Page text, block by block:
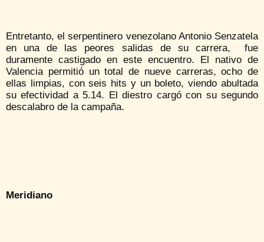
Entretanto, el serpentinero venezolano Antonio Senzatela
en una de las peores salidas de su carrera, fue
duramente castigado en este encuentro. El nativo de
Valencia permitió un total de nueve carreras, ocho de
ellas limpias, con seis hits y un boleto, viendo abultada
su efectividad a 5.14. El diestro cargó con su segundo
descalabro de la campaña.
Meridiano